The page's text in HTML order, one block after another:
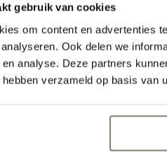
gebruik van cookies
om content en advertenties
Ook delen we
analyse. Deze partners
verzameld op basis van